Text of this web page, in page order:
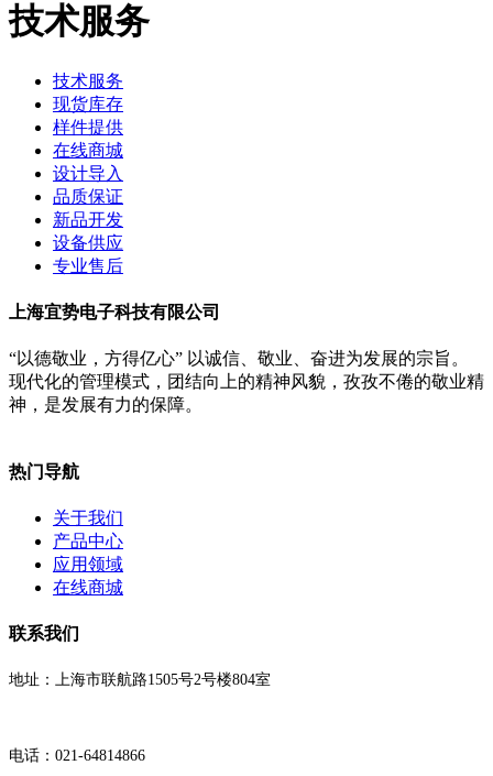
技术服务
技术服务
现货库存
样件提供
在线商城
设计导入
品质保证
新品开发
设备供应
专业售后
上海宜势电子科技有限公司
“以德敬业，方得亿心” 以诚信、敬业、奋进为发展的宗旨。
现代化的管理模式，团结向上的精神风貌，孜孜不倦的敬业精
神，是发展有力的保障。
热门导航
关于我们
产品中心
应用领域
在线商城
联系我们
地址：上海市联航路1505号2号楼804室
电话：021-64814866